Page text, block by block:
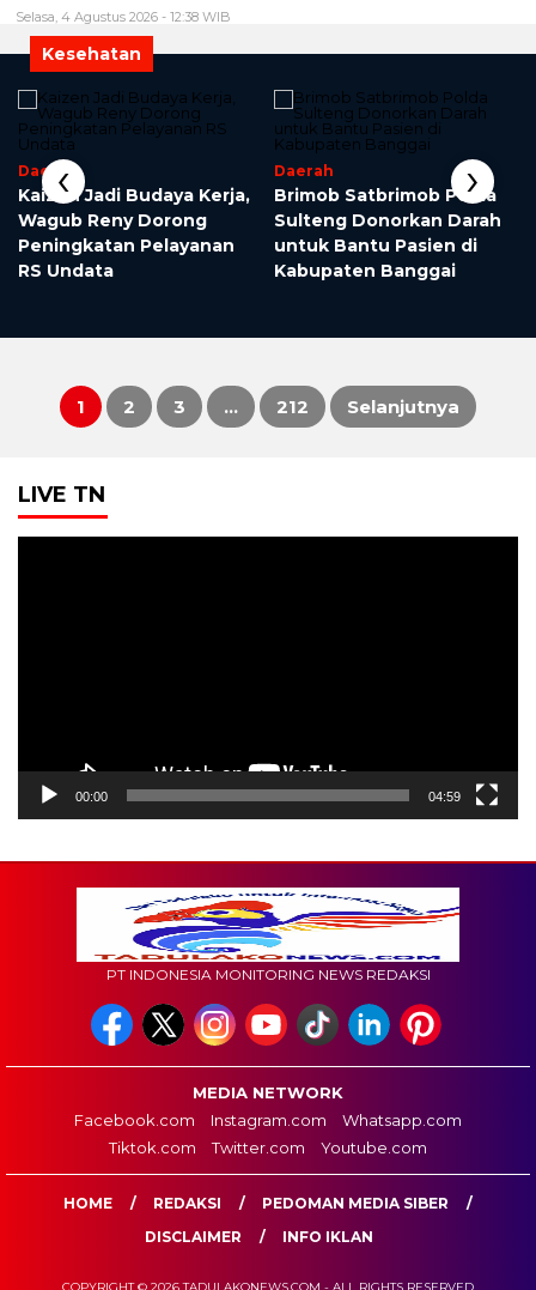
Selasa, 4 Agustus 2026 - 12:38 WIB
Kesehatan
Daerah
Kaizen Jadi Budaya Kerja,
Wagub Reny Dorong
Peningkatan Pelayanan
RS Undata
Daerah
Brimob Satbrimob Polda
Sulteng Donorkan Darah
untuk Bantu Pasien di
Kabupaten Banggai
‹ ›
Paginasi
pos
1 2 3 … 212 Selanjutnya
LIVE TN
00:00 04:59
PT INDONESIA MONITORING NEWS REDAKSI
MEDIA NETWORK
Facebook.com
Instagram.com
Whatsapp.com
Tiktok.com
Twitter.com Youtube.com
HOME REDAKSI
PEDOMAN MEDIA SIBER
DISCLAIMER
INFO IKLAN
COPYRIGHT © 2026 TADULAKONEWS.COM - ALL RIGHTS RESERVED